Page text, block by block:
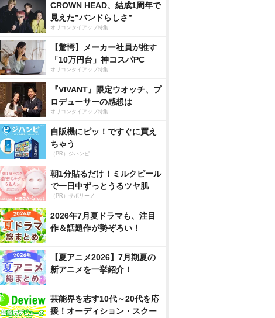
CROWN HEAD、結成1周年で
見えた”バンドらしさ”
オリコンタイアップ特集
【驚愕】メーカー社員が推す
「10万円台」神コスパPC
オリコンタイアップ特集
『VIVANT』限定ウオッチ、プ
ロデューサーの感想は
オリコンタイアップ特集
自販機にピッ！ですぐに買え
ちゃう
（PR）ジハンピ
朝1分貼るだけ！ミルクピール
で一日中ずっとうるツヤ肌
（PR）サボリーノ
2026年7月夏ドラマも、注目
作＆話題作が勢ぞろい！
【夏アニメ2026】7月期夏の
新アニメを一挙紹介！
芸能界を志す10代～20代を応
援！オーディション・スクー